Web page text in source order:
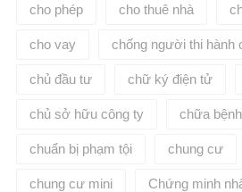
cho phép cho thuê nhà
cho vay chống người thi hành
chủ đầu tư chữ ký điện tử
chủ sở hữu công ty chữa bệnh
chuẩn bị phạm tội chung cư
chung cư mini Chứng minh